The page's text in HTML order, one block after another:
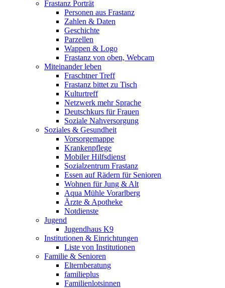
Frastanz Porträt
Personen aus Frastanz
Zahlen & Daten
Geschichte
Parzellen
Wappen & Logo
Frastanz von oben, Webcam
Miteinander leben
Fraschtner Treff
Frastanz bittet zu Tisch
Kulturtreff
Netzwerk mehr Sprache
Deutschkurs für Frauen
Soziale Nahversorgung
Soziales & Gesundheit
Vorsorgemappe
Krankenpflege
Mobiler Hilfsdienst
Sozialzentrum Frastanz
Essen auf Rädern für Senioren
Wohnen für Jung & Alt
Aqua Mühle Vorarlberg
Ärzte & Apotheke
Notdienste
Jugend
Jugendhaus K9
Institutionen & Einrichtungen
Liste von Institutionen
Familie & Senioren
Elternberatung
familieplus
Familienlotsinnen